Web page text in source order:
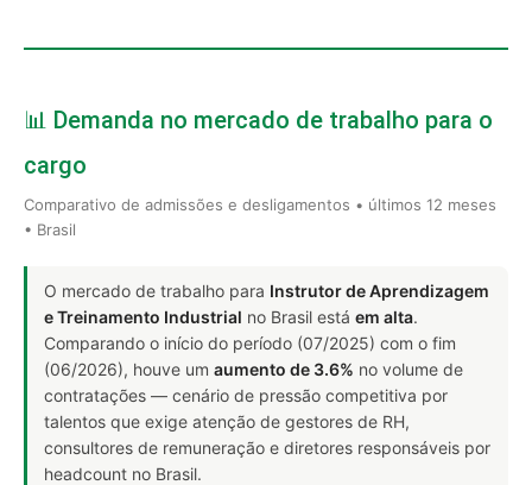
📊 Demanda no mercado de trabalho para o
cargo
Comparativo de admissões e desligamentos • últimos 12 meses
• Brasil
O mercado de trabalho para Instrutor de Aprendizagem
e Treinamento Industrial no Brasil está em alta.
Comparando o início do período (07/2025) com o fim
(06/2026), houve um aumento de 3.6% no volume de
contratações — cenário de pressão competitiva por
talentos que exige atenção de gestores de RH,
consultores de remuneração e diretores responsáveis por
headcount no Brasil.